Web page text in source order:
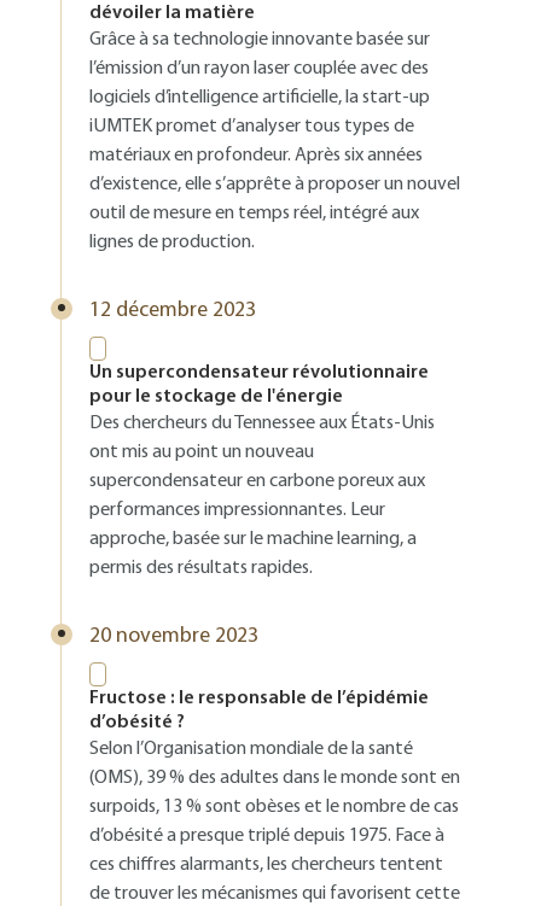
dévoiler la matière
Grâce à sa technologie innovante basée sur
l’émission d’un rayon laser couplée avec des
logiciels d’intelligence artificielle, la start-up
iUMTEK promet d’analyser tous types de
matériaux en profondeur. Après six années
d’existence, elle s’apprête à proposer un nouvel
outil de mesure en temps réel, intégré aux
lignes de production.
12 décembre 2023
Un supercondensateur révolutionnaire
pour le stockage de l'énergie
Des chercheurs du Tennessee aux États-Unis
ont mis au point un nouveau
supercondensateur en carbone poreux aux
performances impressionnantes. Leur
approche, basée sur le machine learning, a
permis des résultats rapides.
20 novembre 2023
Fructose : le responsable de l’épidémie
d’obésité ?
Selon l’Organisation mondiale de la santé
(OMS), 39 % des adultes dans le monde sont en
surpoids, 13 % sont obèses et le nombre de cas
d’obésité a presque triplé depuis 1975. Face à
ces chiffres alarmants, les chercheurs tentent
de trouver les mécanismes qui favorisent cette